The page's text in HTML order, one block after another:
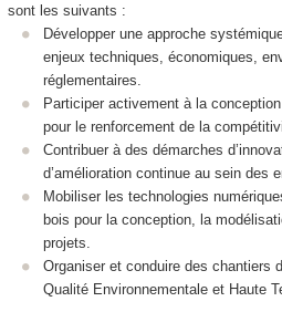
sont les suivants :
Développer une approche
enjeux techniques, économiques,
réglementaires.
Participer activement à la
pour le renforcement de la
Contribuer à des démarches
d’amélioration continue au sein des
Mobiliser les technologies
bois pour la conception, la
projets.
Organiser et conduire des chantiers
Qualité Environnementale et Haute